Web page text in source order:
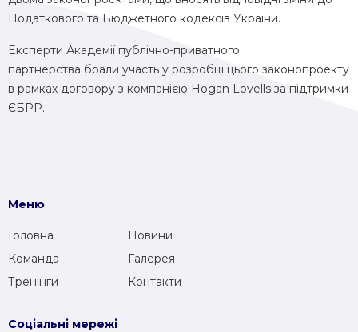
Податкового та Бюджетного кодексів України.
Eксперти Академії публічно-приватного
партнерства брали участь у розробці цього законопроекту
в рамках договору з компанією Hogan Lovells за підтримки
ЄБРР.
Меню
Головна
Новини
Команда
Галерея
Тренінги
Контакти
Соціальні мережі